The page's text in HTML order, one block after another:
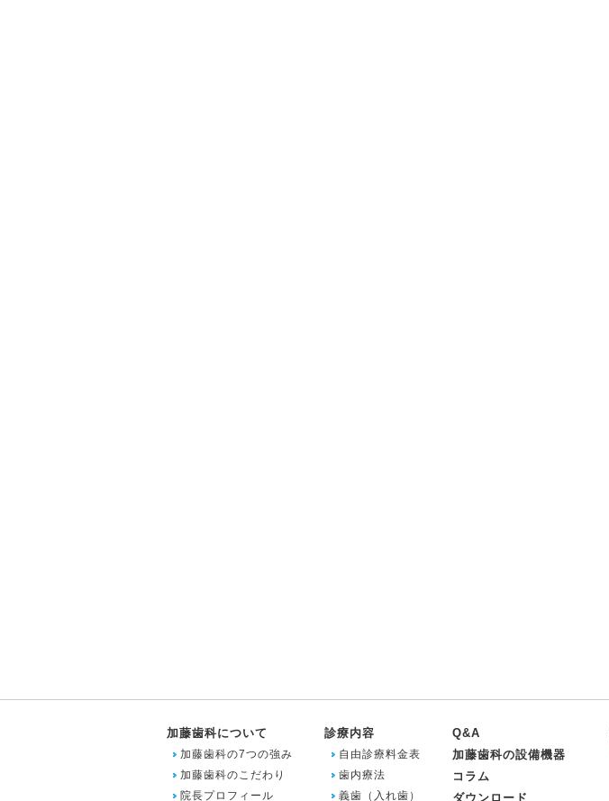
加藤歯科について
加藤歯科の7つの強み
加藤歯科のこだわり
院長プロフィール
診療内容
自由診療料金表
歯内療法
義歯（入れ歯）
Q&A
加藤歯科の設備機器
コラム
ダウンロード